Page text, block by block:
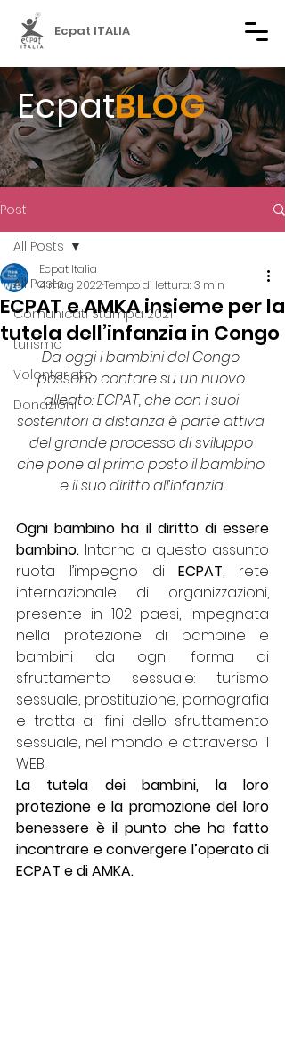
Ecpat ITALIA
EcpatBLOG
Post
All Posts
Comunicati Stampa 2021
turismo
Volontariato
Donazioni
All Posts
ECPAT e AMKA insieme per la
tutela dell’infanzia in Congo
Ecpat Italia
4 mag 2022Tempo di lettura: 3 min
Da oggi i bambini del Congo
possono contare su un nuovo
alleato: ECPAT, che con i suoi
sostenitori a distanza è parte attiva
del grande processo di sviluppo
che pone al primo posto il bambino
e il suo diritto all’infanzia.
Ogni bambino ha il diritto di essere
bambino. Intorno a questo assunto
ruota l’impegno di ECPAT, rete
internazionale di organizzazioni,
presente in 102 paesi, impegnata
nella protezione di bambine e
bambini da ogni forma di
sfruttamento sessuale: turismo
sessuale, prostituzione, pornografia
e tratta ai fini dello sfruttamento
sessuale, nel mondo e attraverso il
WEB.
La tutela dei bambini, la loro
protezione e la promozione del loro
benessere è il punto che ha fatto
incontrare e convergere l’operato di
ECPAT e di AMKA.